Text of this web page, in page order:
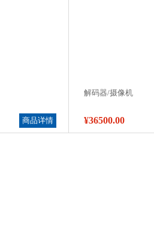
商品详情
解码器/摄像机
¥36500.00